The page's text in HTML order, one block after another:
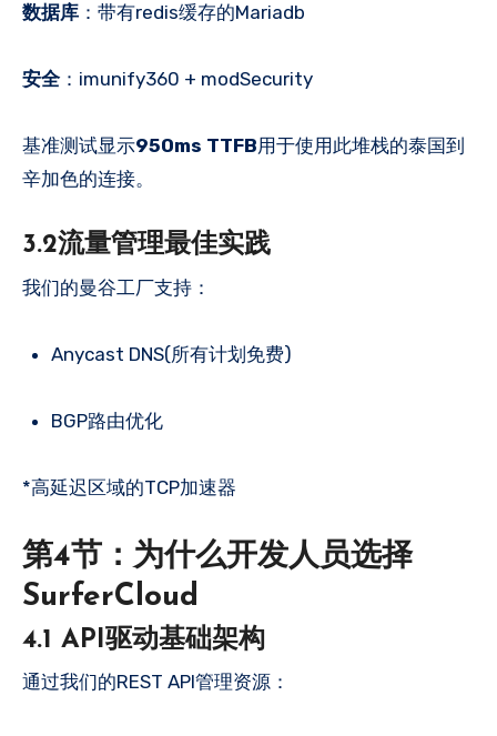
数据库 ：带有redis缓存的Mariadb
安全：imunify360 + modSecurity
基准测试显示950ms TTFB用于使用此堆栈的泰国到
辛加色的连接。
3.2流量管理最佳实践
我们的曼谷工厂支持：
Anycast DNS(所有计划免费)
BGP路由优化
*高延迟区域的TCP加速器
第4节：为什么开发人员选择
SurferCloud
4.1 API驱动基础架构
通过我们的REST API管理资源：